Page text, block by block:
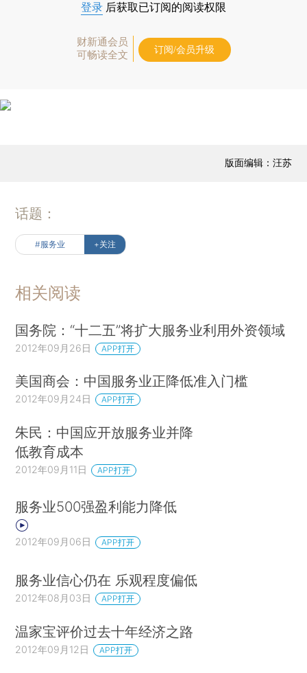
登录 后获取已订阅的阅读权限
财新通会员
可畅读全文
订阅/会员升级
版面编辑：汪苏
话题：
#服务业 +关注
相关阅读
国务院：“十二五”将扩大服务业利用外资领域
2012年09月26日 APP打开
美国商会：中国服务业正降低准入门槛
2012年09月24日 APP打开
朱民：中国应开放服务业并降
低教育成本
2012年09月11日 APP打开
服务业500强盈利能力降低
2012年09月06日 APP打开
服务业信心仍在 乐观程度偏低
2012年08月03日 APP打开
温家宝评价过去十年经济之路
2012年09月12日 APP打开